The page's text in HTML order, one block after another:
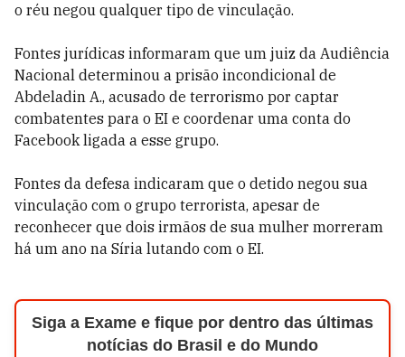
o réu negou qualquer tipo de vinculação.
Fontes jurídicas informaram que um juiz da Audiência
Nacional determinou a prisão incondicional de
Abdeladin A., acusado de terrorismo por captar
combatentes para o EI e coordenar uma conta do
Facebook ligada a esse grupo.
Fontes da defesa indicaram que o detido negou sua
vinculação com o grupo terrorista, apesar de
reconhecer que dois irmãos de sua mulher morreram
há um ano na Síria lutando com o EI.
Siga a Exame e fique por dentro das últimas
notícias do Brasil e do Mundo